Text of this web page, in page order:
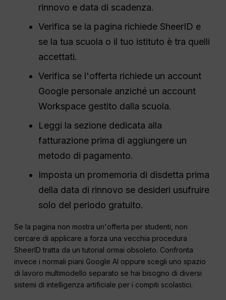
rinnovo e data di scadenza.
Verifica se la pagina richiede SheerID e
se la tua scuola o il tuo istituto è tra quelli
accettati.
Verifica se l'offerta richiede un account
Google personale anziché un account
Workspace gestito dalla scuola.
Leggi la sezione dedicata alla
fatturazione prima di aggiungere un
metodo di pagamento.
Imposta un promemoria di disdetta prima
della data di rinnovo se desideri usufruire
solo del periodo gratuito.
Se la pagina non mostra un'offerta per studenti, non
cercare di applicare a forza una vecchia procedura
SheerID tratta da un tutorial ormai obsoleto. Confronta
invece i normali piani Google AI oppure scegli uno spazio
di lavoro multimodello separato se hai bisogno di diversi
sistemi di intelligenza artificiale per i compiti scolastici.